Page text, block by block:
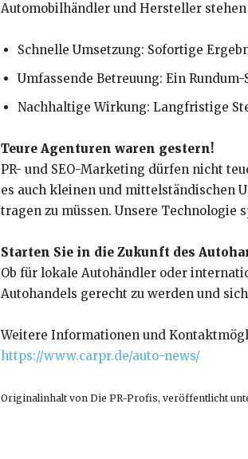
Automobilhändler und Hersteller
Schnelle Umsetzung: Sofortige
Umfassende Betreuung: Ein
Nachhaltige Wirkung: Langfristige
Teure Agenturen waren gestern!
PR- und SEO-Marketing dürfen nicht
es auch kleinen und mittelständischen
tragen zu müssen. Unsere Technologie
Starten Sie in die Zukunft des
Ob für lokale Autohändler oder
Autohandels gerecht zu werden und
Weitere Informationen und
https://www.carpr.de/auto-news/
Originalinhalt von Die PR-Profis, veröffentlicht